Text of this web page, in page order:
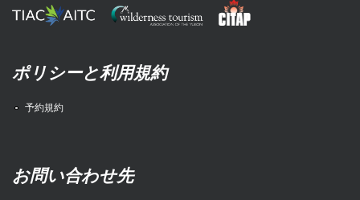
ポリシーと利用規約
予約規約
お問い合わせ先